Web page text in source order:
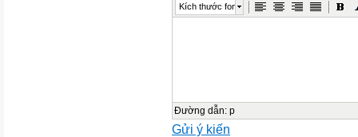
Kích thước font
Đường dẫn: p
Gửi ý kiến